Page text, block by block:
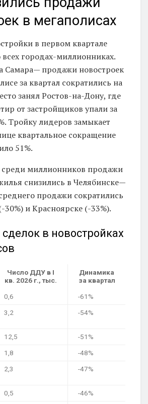
в мегаполисах
в первом квартале
всех городах-миллионниках.
Самара— продажи новостроек
за квартал сократились на
занял Ростов-на-Дону, где
от застройщиков упали за
Тройку лидеров замыкает
квартальное сокращение
51%.
миллионников продажи
снизились в Челябинске—
продажи сократились
30%) и Красноярске (-33%).
в новостройках
Число ДДУ в I
кв. 2026 г., тыс.
Динамика
за квартал
0,6
-61%
3,2 -54%
12,5
-51%
1,8
-48%
2,3 -47%
0,5
-46%